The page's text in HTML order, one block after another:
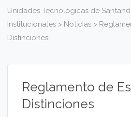
Unidades Tecnológicas de
Institucionales > Noticias >
Distinciones
Reglamento de
Distinciones